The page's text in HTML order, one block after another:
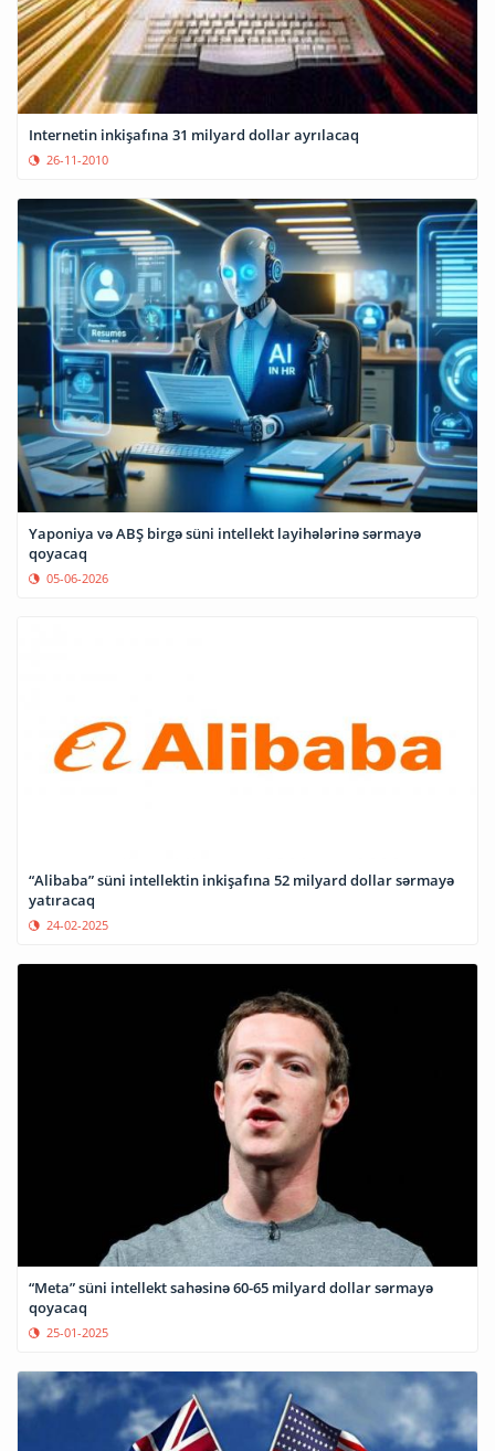
Internetin inkişafına 31 milyard dollar ayrılacaq
26-11-2010
Yaponiya və ABŞ birgə süni intellekt layihələrinə sərmayə
qoyacaq
05-06-2026
“Alibaba” süni intellektin inkişafına 52 milyard dollar sərmayə
yatıracaq
24-02-2025
“Meta” süni intellekt sahəsinə 60-65 milyard dollar sərmayə
qoyacaq
25-01-2025